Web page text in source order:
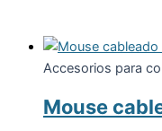
Accesorios para
Mouse